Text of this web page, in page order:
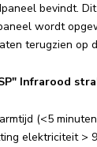
bevindt.
wordt
terugzien op
Infrarood
(<5
elektriciteit >